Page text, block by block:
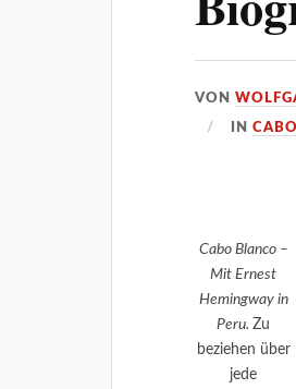
VON
IN
Cabo Blanco –
Mit Ernest
Hemingway in
Peru.Zu
beziehen über
jede